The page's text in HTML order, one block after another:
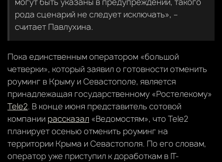
рода сценарий не следует исключать», –
считает Павлухина.
Пока единственным оператором «большой
четверки», который заявил о готовности отменить
роуминг в Крыму и Севастополе, является
принадлежащая государственному «Ростелекому»
Tele2. В конце июня представитель сотовой
компании рассказал «Ведомостям», что Tele2
планирует осенью отменить роуминг на
территории Крыма и Севастополя. По его словам,
оператор уже приступил к доработкам в IT-